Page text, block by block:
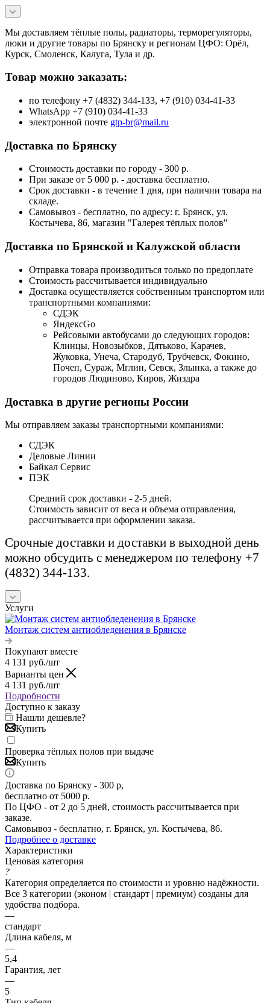
Мы доставляем тёплые полы, радиаторы, терморегуляторы,
люки и другие товары по Брянску и регионам ЦФО: Орёл,
Курск, Смоленск, Калуга, Тула и др.
Товар можно заказать:
по телефону +7 (4832) 344-133, +7 (910) 034-41-33
WhatsApp +7 (910) 034-41-33
электронной почте gtp-br@mail.ru
Доставка по Брянску
Стоимость доставки по городу - 300 р.
При заказе от 5 000 р. - доставка бесплатно.
Срок доставки - в течение 1 дня, при наличии товара на
складе.
Самовывоз - бесплатно, по адресу: г. Брянск, ул.
Костычева, 86, магазин "Галерея тёплых полов"
Доставка по Брянской и Калужской области
Отправка товара производиться только по предоплате
Стоимость рассчитывается индивидуально
Доставка осуществляется собственным транспортом или
транспортными компаниями:
СДЭК
ЯндексGo
Рейсовыми автобусами до следующих городов:
Клинцы, Новозыбков, Дятьково, Карачев,
Жуковка, Унеча, Стародуб, Трубчевск, Фокино,
Почеп, Сураж, Мглин, Севск, Злынка, а также до
городов Людиново, Киров, Жиздра
Доставка в другие регионы России
Мы отправляем заказы транспортными компаниями:
СДЭК
Деловые Линии
Байкал Сервис
ПЭК
Средний срок доставки - 2-5 дней.
Стоимость зависит от веса и объема отправления,
рассчитывается при оформлении заказа.
Срочные доставки и доставки в выходной день
можно обсудить с менеджером по телефону +7
(4832) 344-133.
Услуги
Монтаж систем антиобледенения в Брянске
Покупают вместе
4 131 руб./шт
Варианты цен
4 131 руб./шт
Подробности
Доступно к заказу
Нашли дешевле?
Купить
Проверка тёплых полов при выдаче
Купить
Доставка по Брянску - 300 р,
бесплатно от 5000 р.
По ЦФО - от 2 до 5 дней, стоимость рассчитывается при
заказе.
Самовывоз - бесплатно, г. Брянск, ул. Костычева, 86.
Подробнее о доставке
Характеристики
Ценовая категория
?
Категория определяется по стоимости и уровню надёжности.
Все 3 категории (эконом | стандарт | премиум) созданы для
удобства подбора.
—
стандарт
Длина кабеля, м
—
5,4
Гарантия, лет
—
5